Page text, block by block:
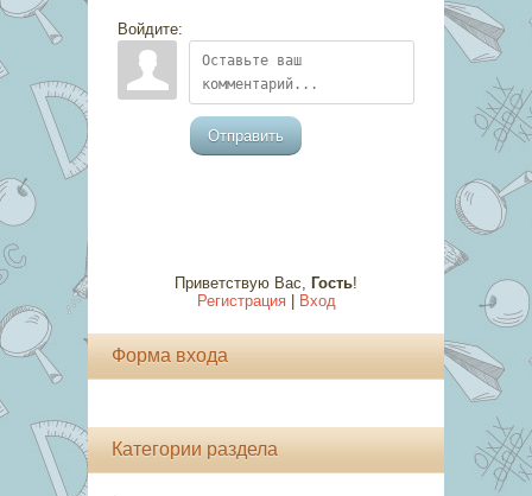
Войдите:
Отправить
Приветствую Вас, Гость!
Регистрация| Вход
Форма входа
Категории раздела